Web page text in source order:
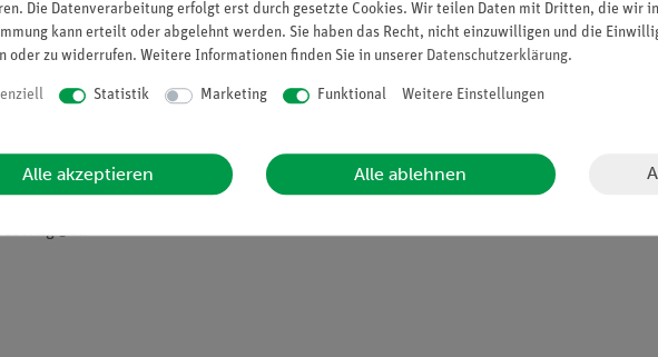
82.
2 mm.
ca. 0,02 Ohm.
5 A.
Die Datenverarbeitung erfolgt erst durch gesetzte Cookies. Wir teilen Daten mit Dritten, die wir
kann erteilt oder abgelehnt werden. Sie haben das Recht, nicht einzuwilligen und die
oder zu widerrufen. Weitere Informationen finden Sie in unserer Daten­schutz­erklärung.
Statistik Marketing Funktional Weitere Einstellungen
Alle akzeptieren Alle ablehnen